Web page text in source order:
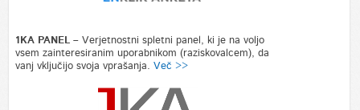
1KA PANEL –Verjetnostni spletni panel, ki je na voljo
vsem zainteresiranim uporabnikom (raziskovalcem), da
vanj vključijo svoja vprašanja. Več >>